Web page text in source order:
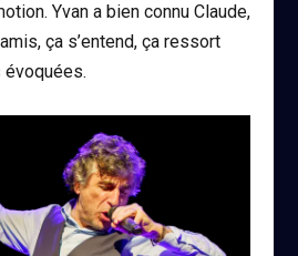
Yvan a bien connu Claude,
ça s’entend, ça ressort